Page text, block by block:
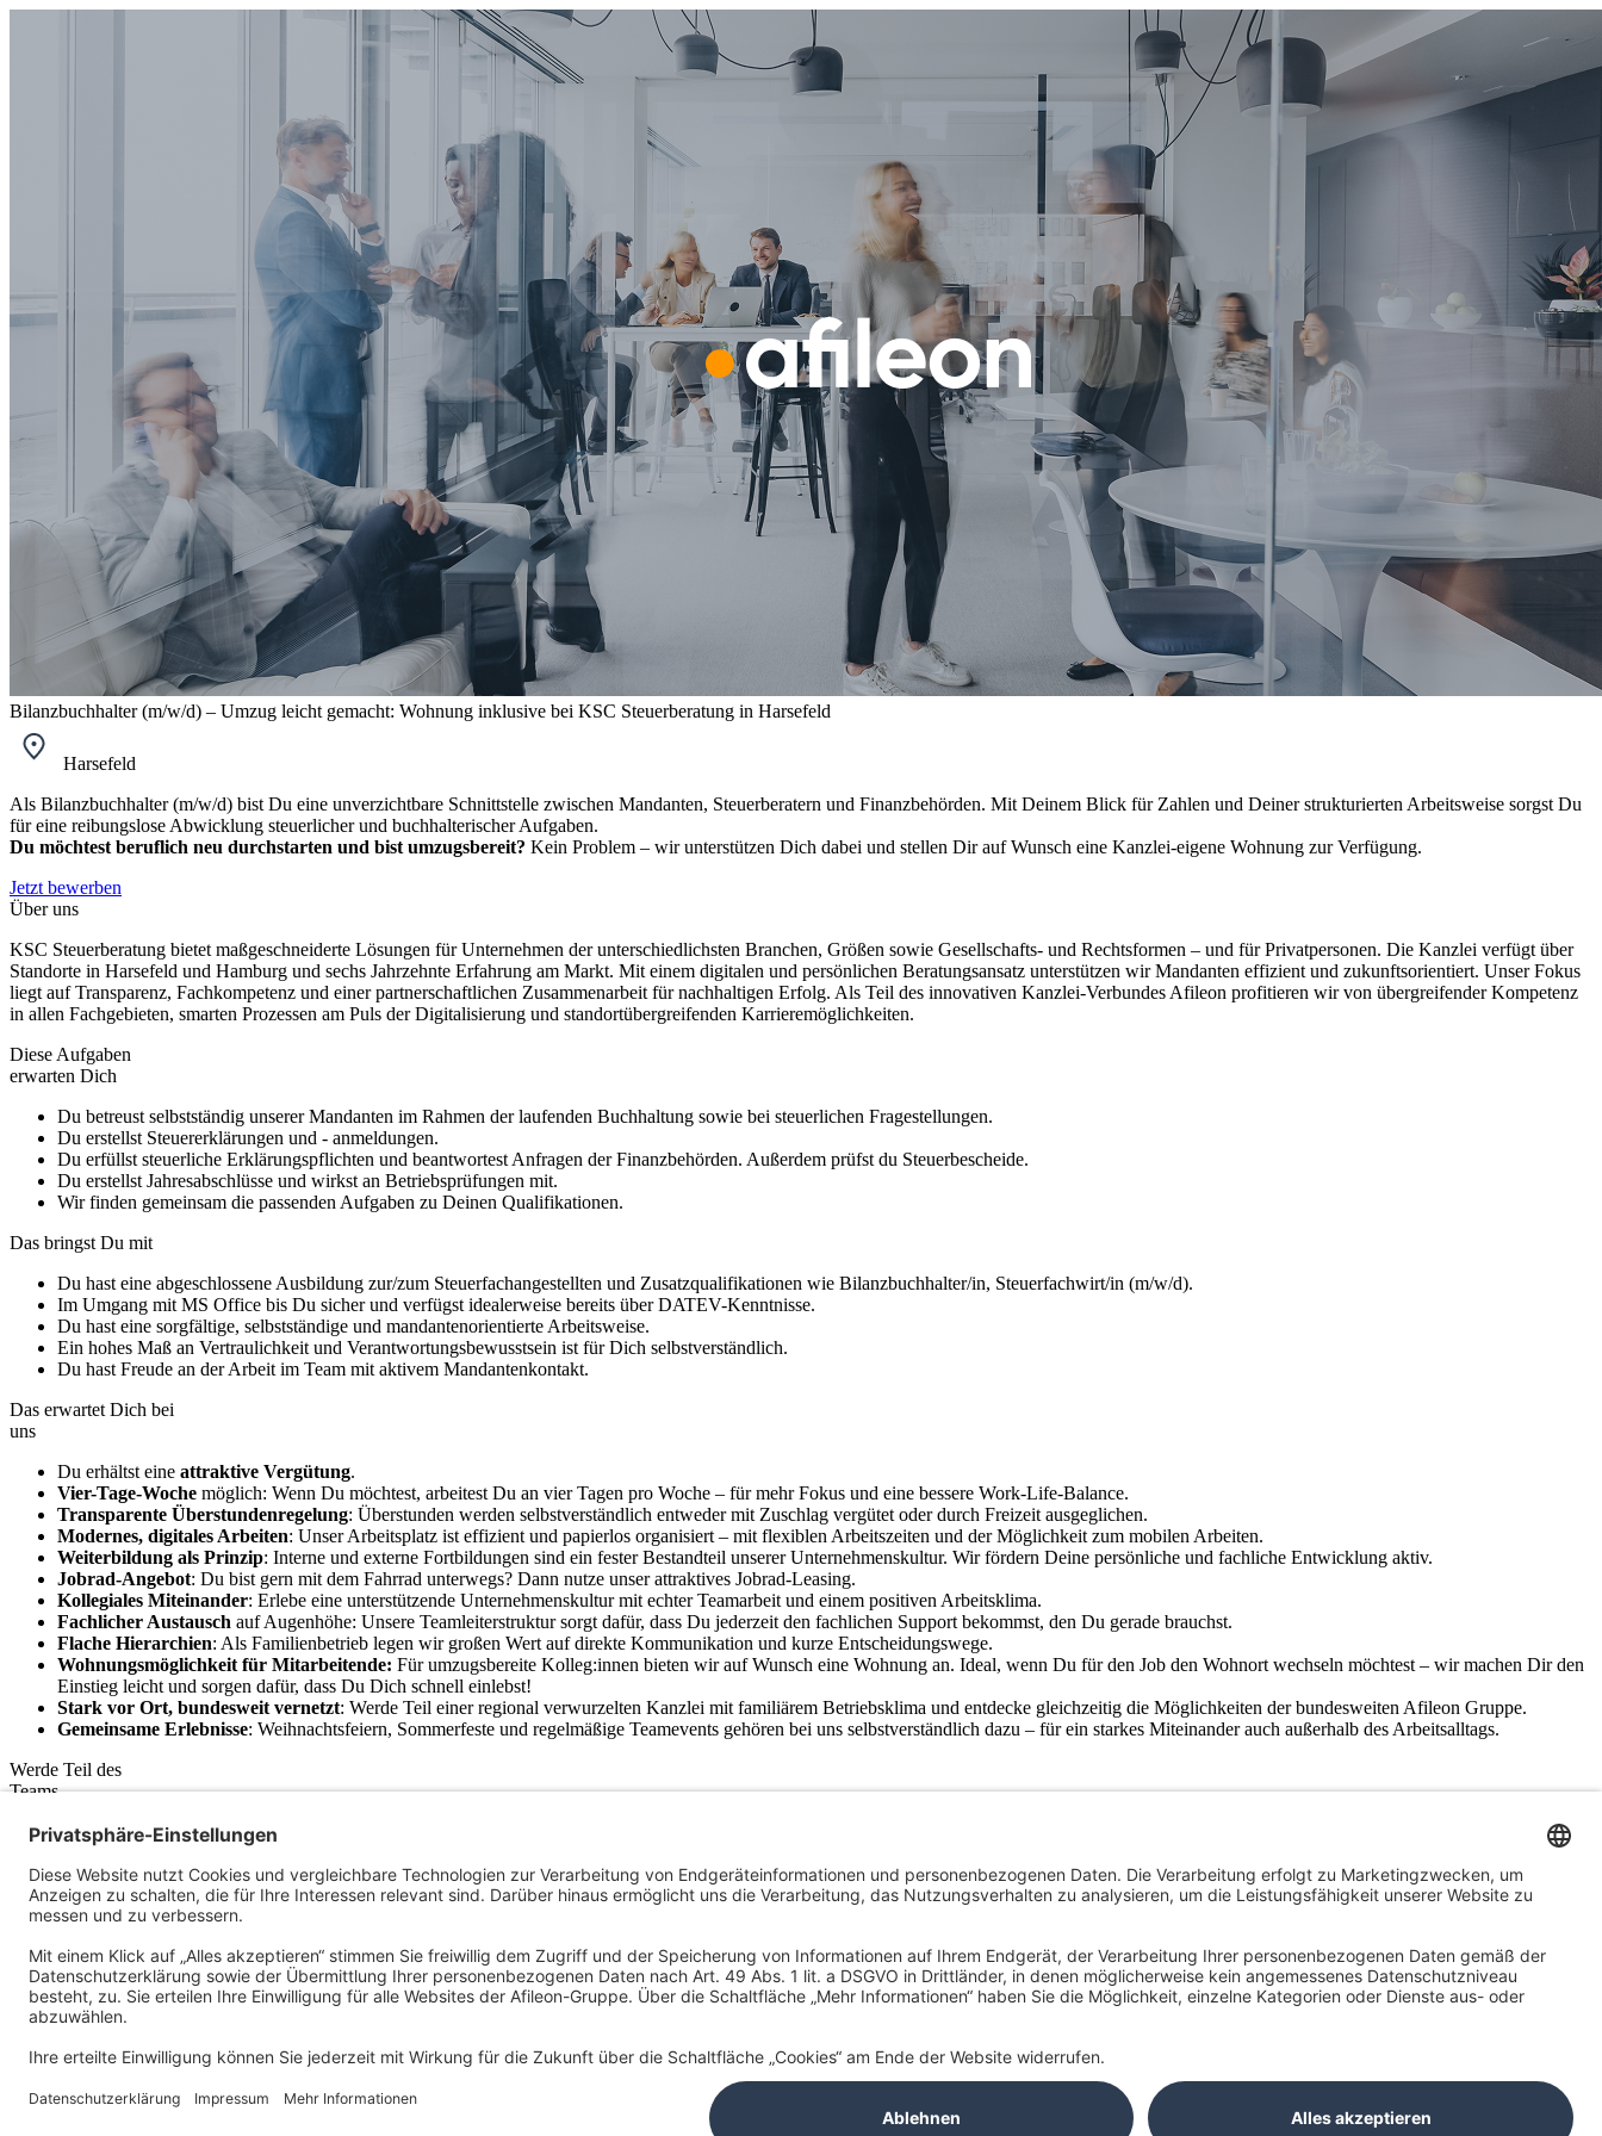
Bilanzbuchhalter (m/w/d) – Umzug leicht gemacht: Wohnung inklusive bei KSC Steuerberatung in Harsefeld
Harsefeld
Als Bilanzbuchhalter (m/w/d) bist Du eine unverzichtbare Schnittstelle zwischen Mandanten, Steuerberatern und Finanzbehörden. Mit Deinem Blick für Zahlen und Deiner strukturierten Arbeitsweise sorgst Du
für eine reibungslose Abwicklung steuerlicher und buchhalterischer Aufgaben.
Du möchtest beruflich neu durchstarten und bist umzugsbereit? Kein Problem – wir unterstützen Dich dabei und stellen Dir auf Wunsch eine Kanzlei-eigene Wohnung zur Verfügung.
Jetzt bewerben
Über uns
KSC Steuerberatung bietet maßgeschneiderte Lösungen für Unternehmen der unterschiedlichsten Branchen, Größen sowie Gesellschafts- und Rechtsformen – und für Privatpersonen. Die Kanzlei verfügt über
Standorte in Harsefeld und Hamburg und sechs Jahrzehnte Erfahrung am Markt. Mit einem digitalen und persönlichen Beratungsansatz unterstützen wir Mandanten effizient und zukunftsorientiert. Unser Fokus
liegt auf Transparenz, Fachkompetenz und einer partnerschaftlichen Zusammenarbeit für nachhaltigen Erfolg. Als Teil des innovativen Kanzlei-Verbundes Afileon profitieren wir von übergreifender Kompetenz
in allen Fachgebieten, smarten Prozessen am Puls der Digitalisierung und standortübergreifenden Karrieremöglichkeiten.
Diese Aufgaben
erwarten Dich
Du betreust selbstständig unserer Mandanten im Rahmen der laufenden Buchhaltung sowie bei steuerlichen Fragestellungen.
Du erstellst Steuererklärungen und - anmeldungen.
Du erfüllst steuerliche Erklärungspflichten und beantwortest Anfragen der Finanzbehörden. Außerdem prüfst du Steuerbescheide.
Du erstellst Jahresabschlüsse und wirkst an Betriebsprüfungen mit.
Wir finden gemeinsam die passenden Aufgaben zu Deinen Qualifikationen.
Das bringst Du mit
Du hast eine abgeschlossene Ausbildung zur/zum Steuerfachangestellten und Zusatzqualifikationen wie Bilanzbuchhalter/in, Steuerfachwirt/in (m/w/d).
Im Umgang mit MS Office bis Du sicher und verfügst idealerweise bereits über DATEV-Kenntnisse.
Du hast eine sorgfältige, selbstständige und mandantenorientierte Arbeitsweise.
Ein hohes Maß an Vertraulichkeit und Verantwortungsbewusstsein ist für Dich selbstverständlich.
Du hast Freude an der Arbeit im Team mit aktivem Mandantenkontakt.
Das erwartet Dich bei
uns
Du erhältst eine attraktive Vergütung.
Vier-Tage-Woche möglich: Wenn Du möchtest, arbeitest Du an vier Tagen pro Woche – für mehr Fokus und eine bessere Work-Life-Balance.
Transparente Überstundenregelung: Überstunden werden selbstverständlich entweder mit Zuschlag vergütet oder durch Freizeit ausgeglichen.
Modernes, digitales Arbeiten: Unser Arbeitsplatz ist effizient und papierlos organisiert – mit flexiblen Arbeitszeiten und der Möglichkeit zum mobilen Arbeiten.
Weiterbildung als Prinzip: Interne und externe Fortbildungen sind ein fester Bestandteil unserer Unternehmenskultur. Wir fördern Deine persönliche und fachliche Entwicklung aktiv.
Jobrad-Angebot: Du bist gern mit dem Fahrrad unterwegs? Dann nutze unser attraktives Jobrad-Leasing.
Kollegiales Miteinander: Erlebe eine unterstützende Unternehmenskultur mit echter Teamarbeit und einem positiven Arbeitsklima.
Fachlicher Austausch auf Augenhöhe: Unsere Teamleiterstruktur sorgt dafür, dass Du jederzeit den fachlichen Support bekommst, den Du gerade brauchst.
Flache Hierarchien: Als Familienbetrieb legen wir großen Wert auf direkte Kommunikation und kurze Entscheidungswege.
Wohnungsmöglichkeit für Mitarbeitende: Für umzugsbereite Kolleg:innen bieten wir auf Wunsch eine Wohnung an. Ideal, wenn Du für den Job den Wohnort wechseln möchtest – wir machen Dir den
Einstieg leicht und sorgen dafür, dass Du Dich schnell einlebst!
Stark vor Ort, bundesweit vernetzt: Werde Teil einer regional verwurzelten Kanzlei mit familiärem Betriebsklima und entdecke gleichzeitig die Möglichkeiten der bundesweiten Afileon Gruppe.
Gemeinsame Erlebnisse: Weihnachtsfeiern, Sommerfeste und regelmäßige Teamevents gehören bei uns selbstverständlich dazu – für ein starkes Miteinander auch außerhalb des Arbeitsalltags.
Werde Teil des
Teams
Du möchtest in einer innovativen, digitalisierten Gruppe für Steuerberatung, Wirtschaftsprüfung und Rechtsberatung arbeiten und dabei aktiv zum Wachstum beitragen? Dann bist Du hier genau richtig!
Bei uns sind alle Menschen willkommen - unabhängig von Geschlecht, Nationalität, ethnischer und sozialer Herkunft, Religion/Weltanschauung, Behinderung, Alter sowie sexueller Orientierung.
Wir freuen uns auf Deine Bewerbung!
Dein persönlicher Kontakt
Magdalena Scheugenpflug
Human Resources
karriere@afileon.com